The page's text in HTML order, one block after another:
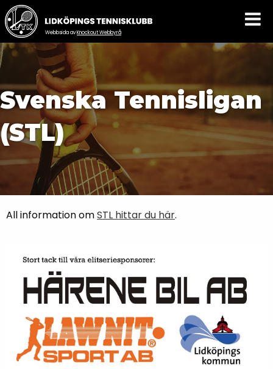
Webbsida avKnockout Webbyrå
Svenska Tennisligan
(STL)
All information omSTL hittar du här.